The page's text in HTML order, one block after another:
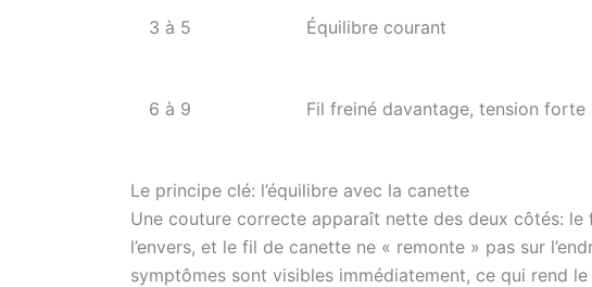
3 à 5 Équilibre courant
6 à 9 Fil freiné davantage, tension forte
Le principe clé: l’équilibre avec la canette
Une couture correcte apparaît nette des deux côtés: le
l’envers, et le fil de canette ne « remonte » pas sur
symptômes sont visibles immédiatement, ce qui rend